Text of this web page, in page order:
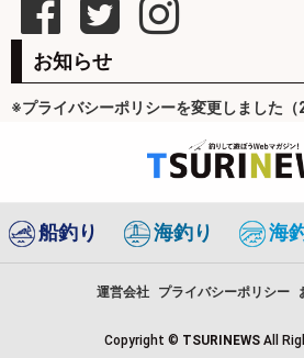
お知らせ
※プライバシーポリシーを変更しました（
船釣り 海釣り 海
運営会社 プライバシーポリシー
Copyright © TSURINEWS All